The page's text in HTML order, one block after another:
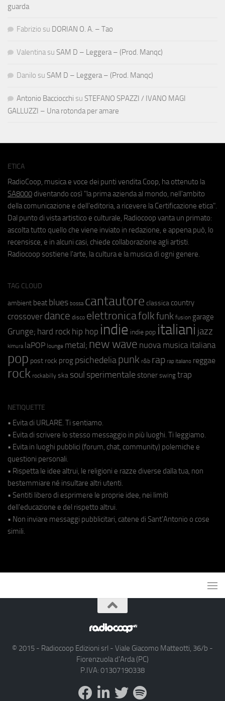
guarda
Fabrizio su DORIAN O. A. – Tao
Valentina su SAM D – Leggera – (Prod. Manqc)
Danilo su SAM D – Leggera – (Prod. Manqc)
Antonio Bacciocchi su STEFANO SPAZZI / IVANO MAGI
GALLUZZI – Una rotonda per amare
ETICA
RadioCoop, musica e voce dei punti vendita Coop, ha ottenuto la
SA8000 diventando così "la prima azienda al mondo, nell'ambito
della comunicazione e dell'editoria, a ricevere la Certificazione etica".
Dal punto di vista artistico e culturale, Radiocoop vanta un primato:
ascolta tutto quello che viene inviato in redazione, e appena può, lo
recensisce, e in alcuni casi, chiede collaborazione agli artisti.
Radiocoop sostiene l'arte, la cultura e la musica di ogni genere.
TAG CLOUD
ambient beat blues bossa cantautore classica country
crossover dance disco elettronicafolkfunk fusion garage
Grunge; hard rock hip hop indie indie pop italiani jazz
kimura laPOP lounge metal; new wave nuova musica italiana
pop post rock prog psichedeliapunk r&b rap rap italiano reggae
rock rockabilly ska soul sperimentale stoner swing trap
NETIQUETTE
• Evita di URLARE. Ti sentiamo.
• Evita di scrivere lo stesso messaggio in più luoghi. Ti leggiamo.
• Evita in luoghi pubblici (forum, chat, community) polemiche e
questioni personali.
• Rispetta le idee altrui, le religioni e razze diverse dalla tua, non
bestemmiare né insultare altri utenti.
• Sentiti libero di esprimere le proprie idee, nei limiti
dell'educazione e del rispetto altrui.
• Non inviare messaggi pubblicitari, catene di Sant'Antonio o cose
simili.
© 2015 - Radiocoop Edizioni srl - Viale Giacomo Matteotti, 36/b -
Fiorenzuola d'Arda (PC)
P.IVA: 01307190338